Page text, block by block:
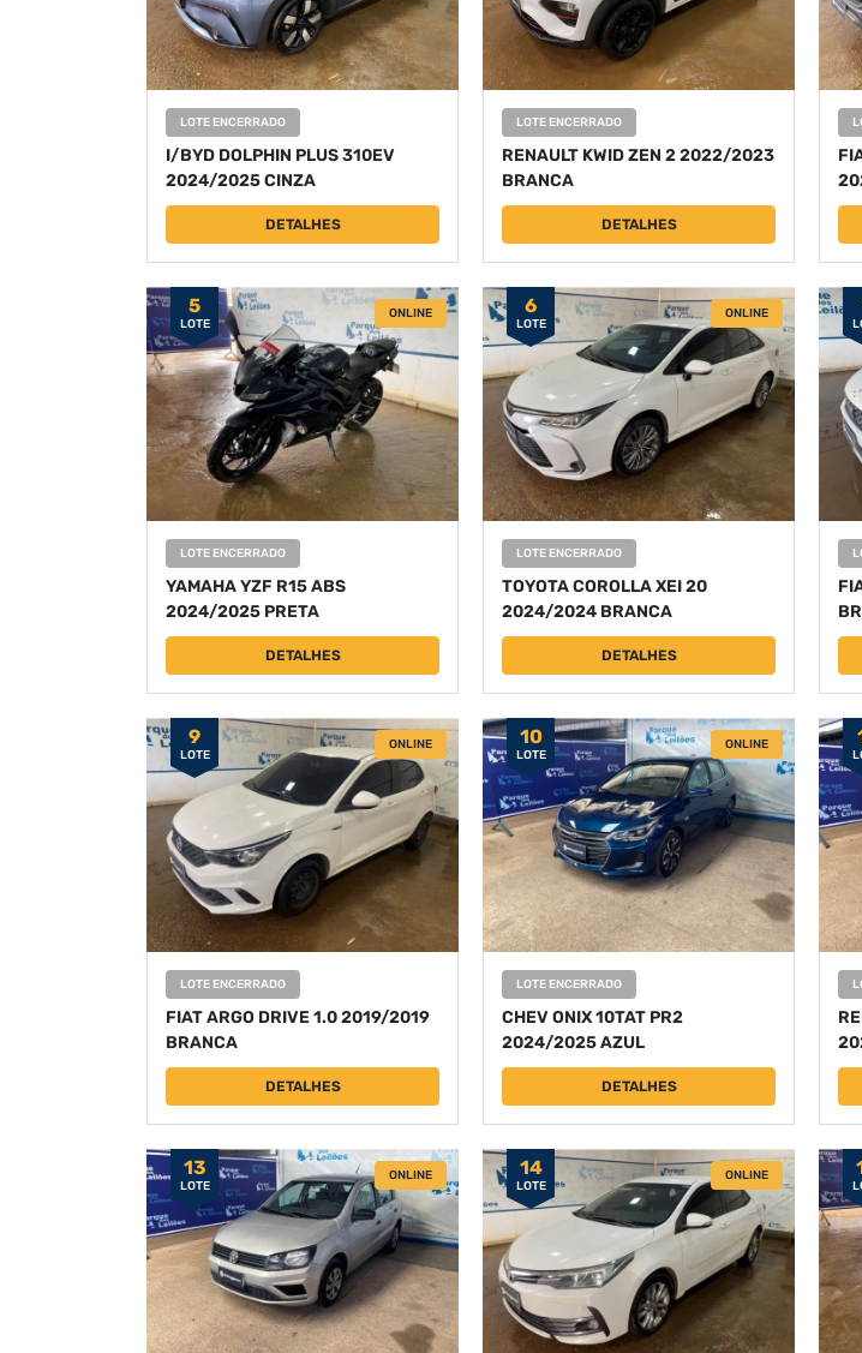
LOTE ENCERRADO
I/BYD DOLPHIN PLUS 310EV
2024/2025 CINZA
DETALHES
LOTE ENCERRADO
RENAULT KWID ZEN 2 2022/2023
BRANCA
DETALHES
5
LOTE
ONLINE
LOTE ENCERRADO
YAMAHA YZF R15 ABS
2024/2025 PRETA
DETALHES
6
LOTE
ONLINE
LOTE ENCERRADO
TOYOTA COROLLA XEI 20
2024/2024 BRANCA
DETALHES
9
LOTE
ONLINE
LOTE ENCERRADO
FIAT ARGO DRIVE 1.0 2019/2019
BRANCA
DETALHES
10
LOTE
ONLINE
LOTE ENCERRADO
CHEV ONIX 10TAT PR2
2024/2025 AZUL
DETALHES
13
LOTE
ONLINE 14
LOTE
ONLINE